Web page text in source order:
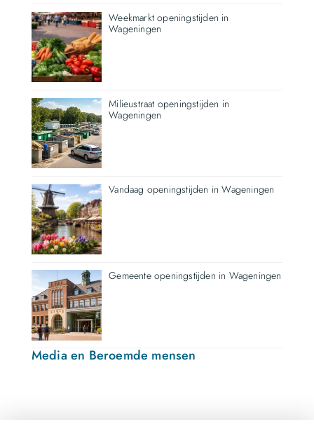
Weekmarkt openingstijden in
Wageningen
Milieustraat openingstijden in
Wageningen
Vandaag openingstijden in Wageningen
Gemeente openingstijden in Wageningen
Media en Beroemde mensen